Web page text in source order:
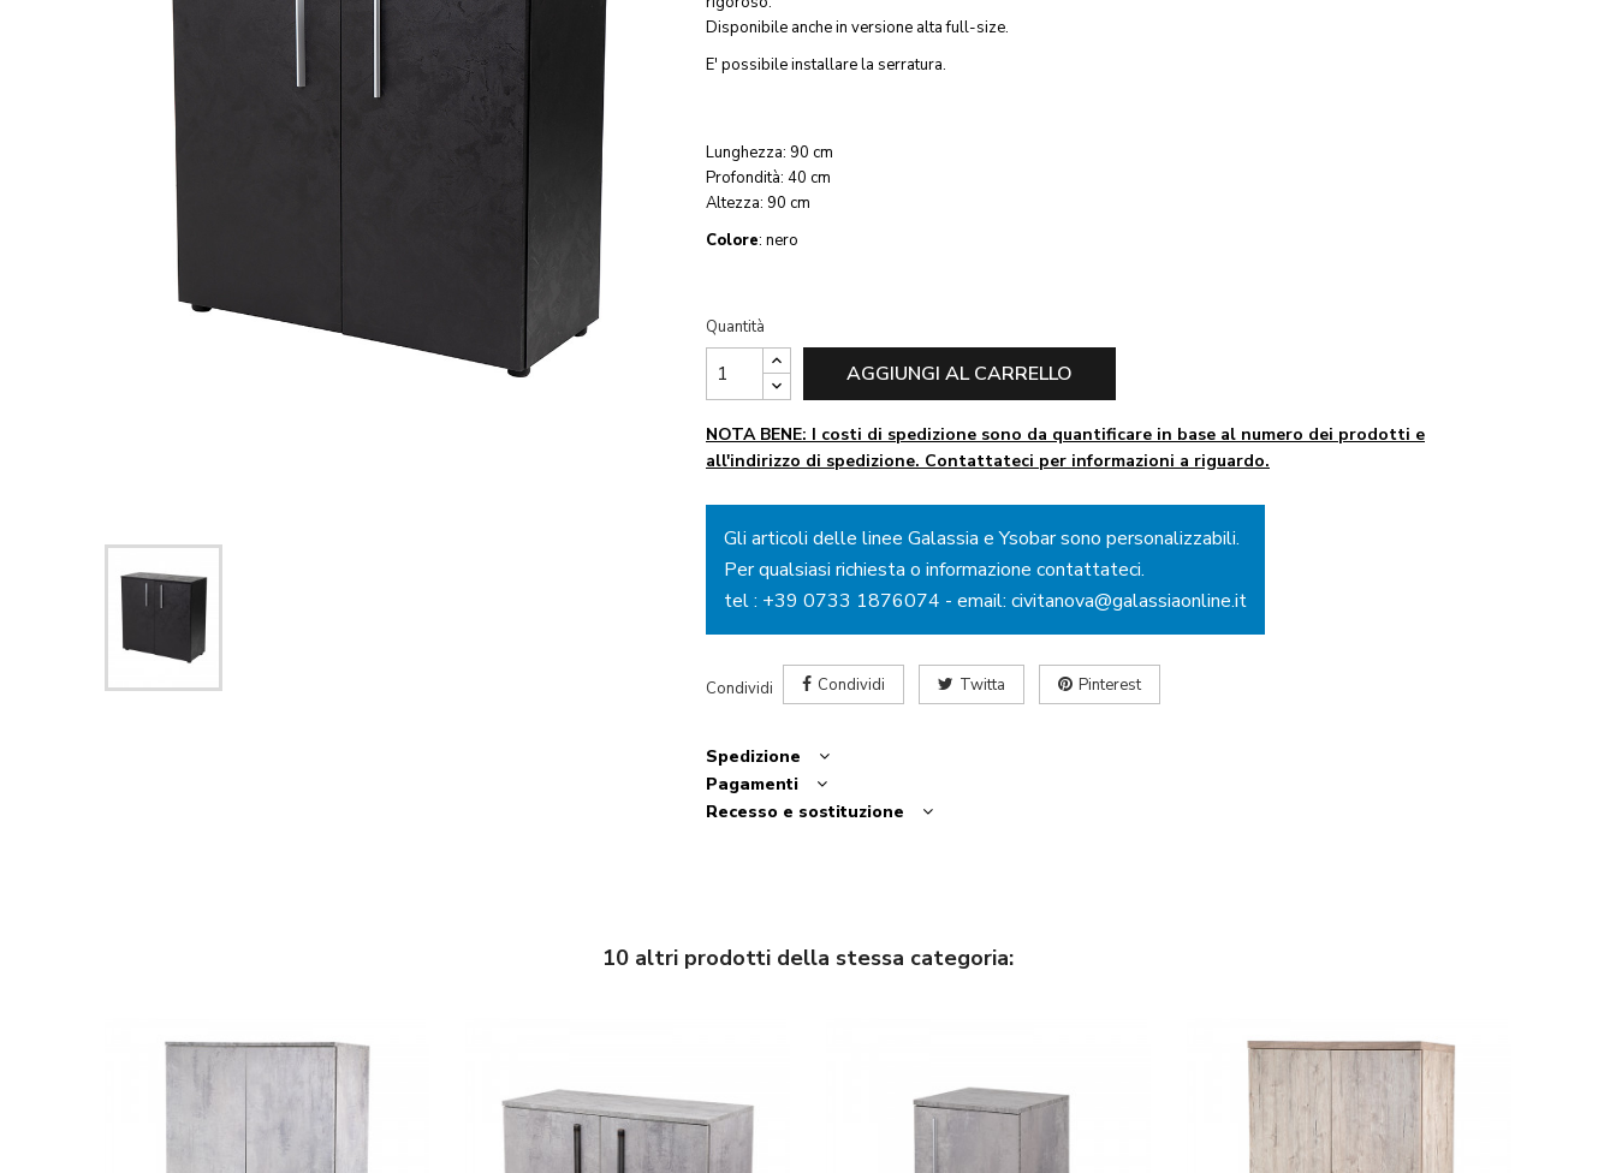
Disponibile anche in versione alta full-size.
E' possibile installare la serratura.
Lunghezza: 90 cm
Profondità: 40 cm
Altezza: 90 cm
Colore: nero
Quantità
AGGIUNGI AL CARRELLO
NOTA BENE: I costi di spedizione sono da quantificare in base al numero dei prodotti e
all'indirizzo di spedizione. Contattateci per informazioni a riguardo.
Gli articoli delle linee Galassia e Ysobar sono personalizzabili.
Per qualsiasi richiesta o informazione contattateci.
tel : +39 0733 1876074 - email: civitanova@galassiaonline.it
Condividi Condividi Twitta Pinterest
Spedizione
Pagamenti
Recesso e sostituzione
10 altri prodotti della stessa categoria: